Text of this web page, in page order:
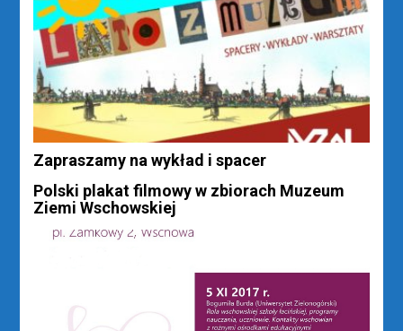
Zapraszamy na wykład i spacer
Polski plakat filmowy w zbiorach Muzeum
Ziemi Wschowskiej